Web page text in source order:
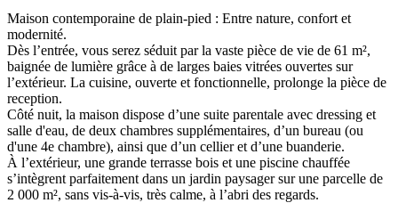
Maison contemporaine de plain-pied : Entre nature, confort et
modernité.
Dès l’entrée, vous serez séduit par la vaste pièce de vie de 61 m²,
baignée de lumière grâce à de larges baies vitrées ouvertes sur
l’extérieur. La cuisine, ouverte et fonctionnelle, prolonge la pièce de
reception.
Côté nuit, la maison dispose d’une suite parentale avec dressing et
salle d'eau, de deux chambres supplémentaires, d’un bureau (ou
d'une 4e chambre), ainsi que d’un cellier et d’une buanderie.
À l’extérieur, une grande terrasse bois et une piscine chauffée
s’intègrent parfaitement dans un jardin paysager sur une parcelle de
2 000 m², sans vis-à-vis, très calme, à l’abri des regards.